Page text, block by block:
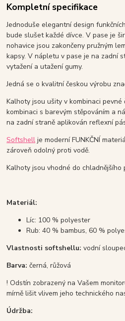
Kompletní specifikace
Jednoduše elegantní design
bude slušet každé dívce. V pase je
nohavice jsou zakončeny pružným
kapsy. V nápletu v pase je na zadní
vytažení a utažení gumy.
Jedná se o kvalitní českou výrobu
Kalhoty jsou ušity v kombinaci
kombinaci s barevým stěpováním a
na zadní straně aplikován reflexní
Softshell je moderní FUNKČNÍ
zároveň odolný proti vodě.
Kalhoty jsou vhodné do chladnějšího
Materiál:
Líc: 100 % polyester
Rub: 40 % bambus, 60 %
Vlastnosti softshellu: vodní
Barva: černá, růžová
! Odstín zobrazený na Vašem
mírně lišit vlivem jeho technického
Údržba: